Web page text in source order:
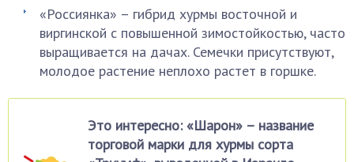
«Россиянка» – гибрид хурмы восточной и
виргинской с повышенной зимостойкостью, часто
выращивается на дачах. Семечки присутствуют,
молодое растение неплохо растет в горшке.
Это интересно: «Шарон» – название
торговой марки для хурмы сорта